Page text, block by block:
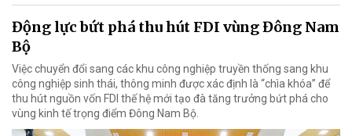
Động lực bứt phá thu hút FDI vùng Đông Nam
Bộ
Việc chuyển đổi sang các khu công nghiệp truyền thống sang khu
công nghiệp sinh thái, thông minh được xác định là “chìa khóa” để
thu hút nguồn vốn FDI thế hệ mới tạo đà tăng trưởng bứt phá cho
vùng kinh tế trọng điểm Đông Nam Bộ.